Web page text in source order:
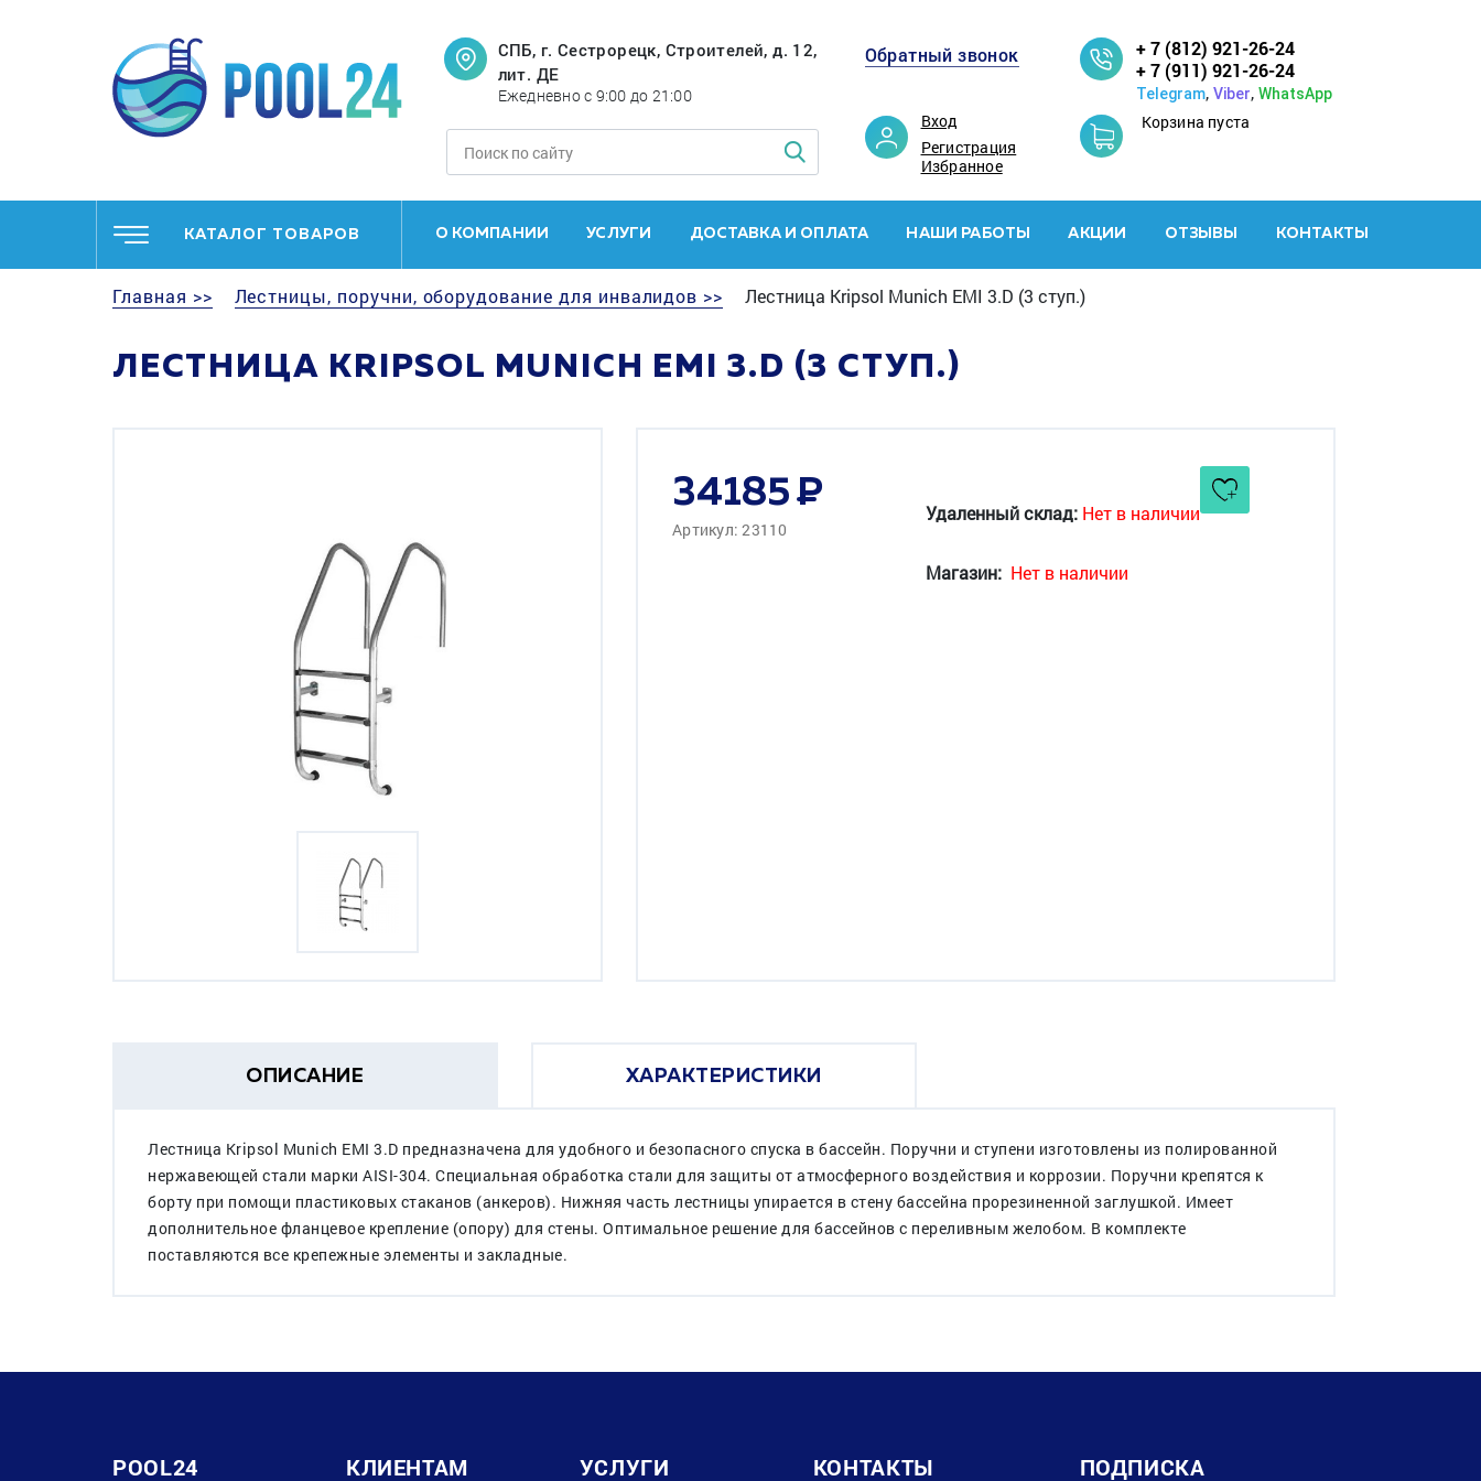
СПБ, г. Сестрорецк, Строителей, д. 12,
лит. ДЕ
Ежедневно с 9:00 до 21:00
Обратный звонок
Вход
Регистрация
Избранное
+ 7 (812) 921-26-24
+ 7 (911) 921-26-24
Telegram, Viber, WhatsApp
Корзина пуста
КАТАЛОГ ТОВАРОВ О КОМПАНИИ УСЛУГИ ДОСТАВКА И ОПЛАТА НАШИ РАБОТЫ АКЦИИ ОТЗЫВЫ КОНТАКТЫ
Главная >> Лестницы, поручни, оборудование для инвалидов >> Лестница Kripsol Munich EMI 3.D (3 ступ.)
ЛЕСТНИЦА KRIPSOL MUNICH EMI 3.D (3 СТУП.)
34185
Артикул: 23110
Удаленный склад: Нет в наличии
Магазин: Нет в наличии
ОПИСАНИЕ ХАРАКТЕРИСТИКИ
Лестница Kripsol Munich EMI 3.D предназначена для удобного и безопасного спуска в бассейн. Поручни и ступени изготовлены из полированной
нержавеющей стали марки AISI-304. Специальная обработка стали для защиты от атмосферного воздействия и коррозии. Поручни крепятся к
борту при помощи пластиковых стаканов (анкеров). Нижняя часть лестницы упирается в стену бассейна прорезиненной заглушкой. Имеет
дополнительное фланцевое крепление (опору) для стены. Оптимальное решение для бассейнов с переливным желобом. В комплекте
поставляются все крепежные элементы и закладные.
POOL24 КЛИЕНТАМ УСЛУГИ КОНТАКТЫ ПОДПИСКА